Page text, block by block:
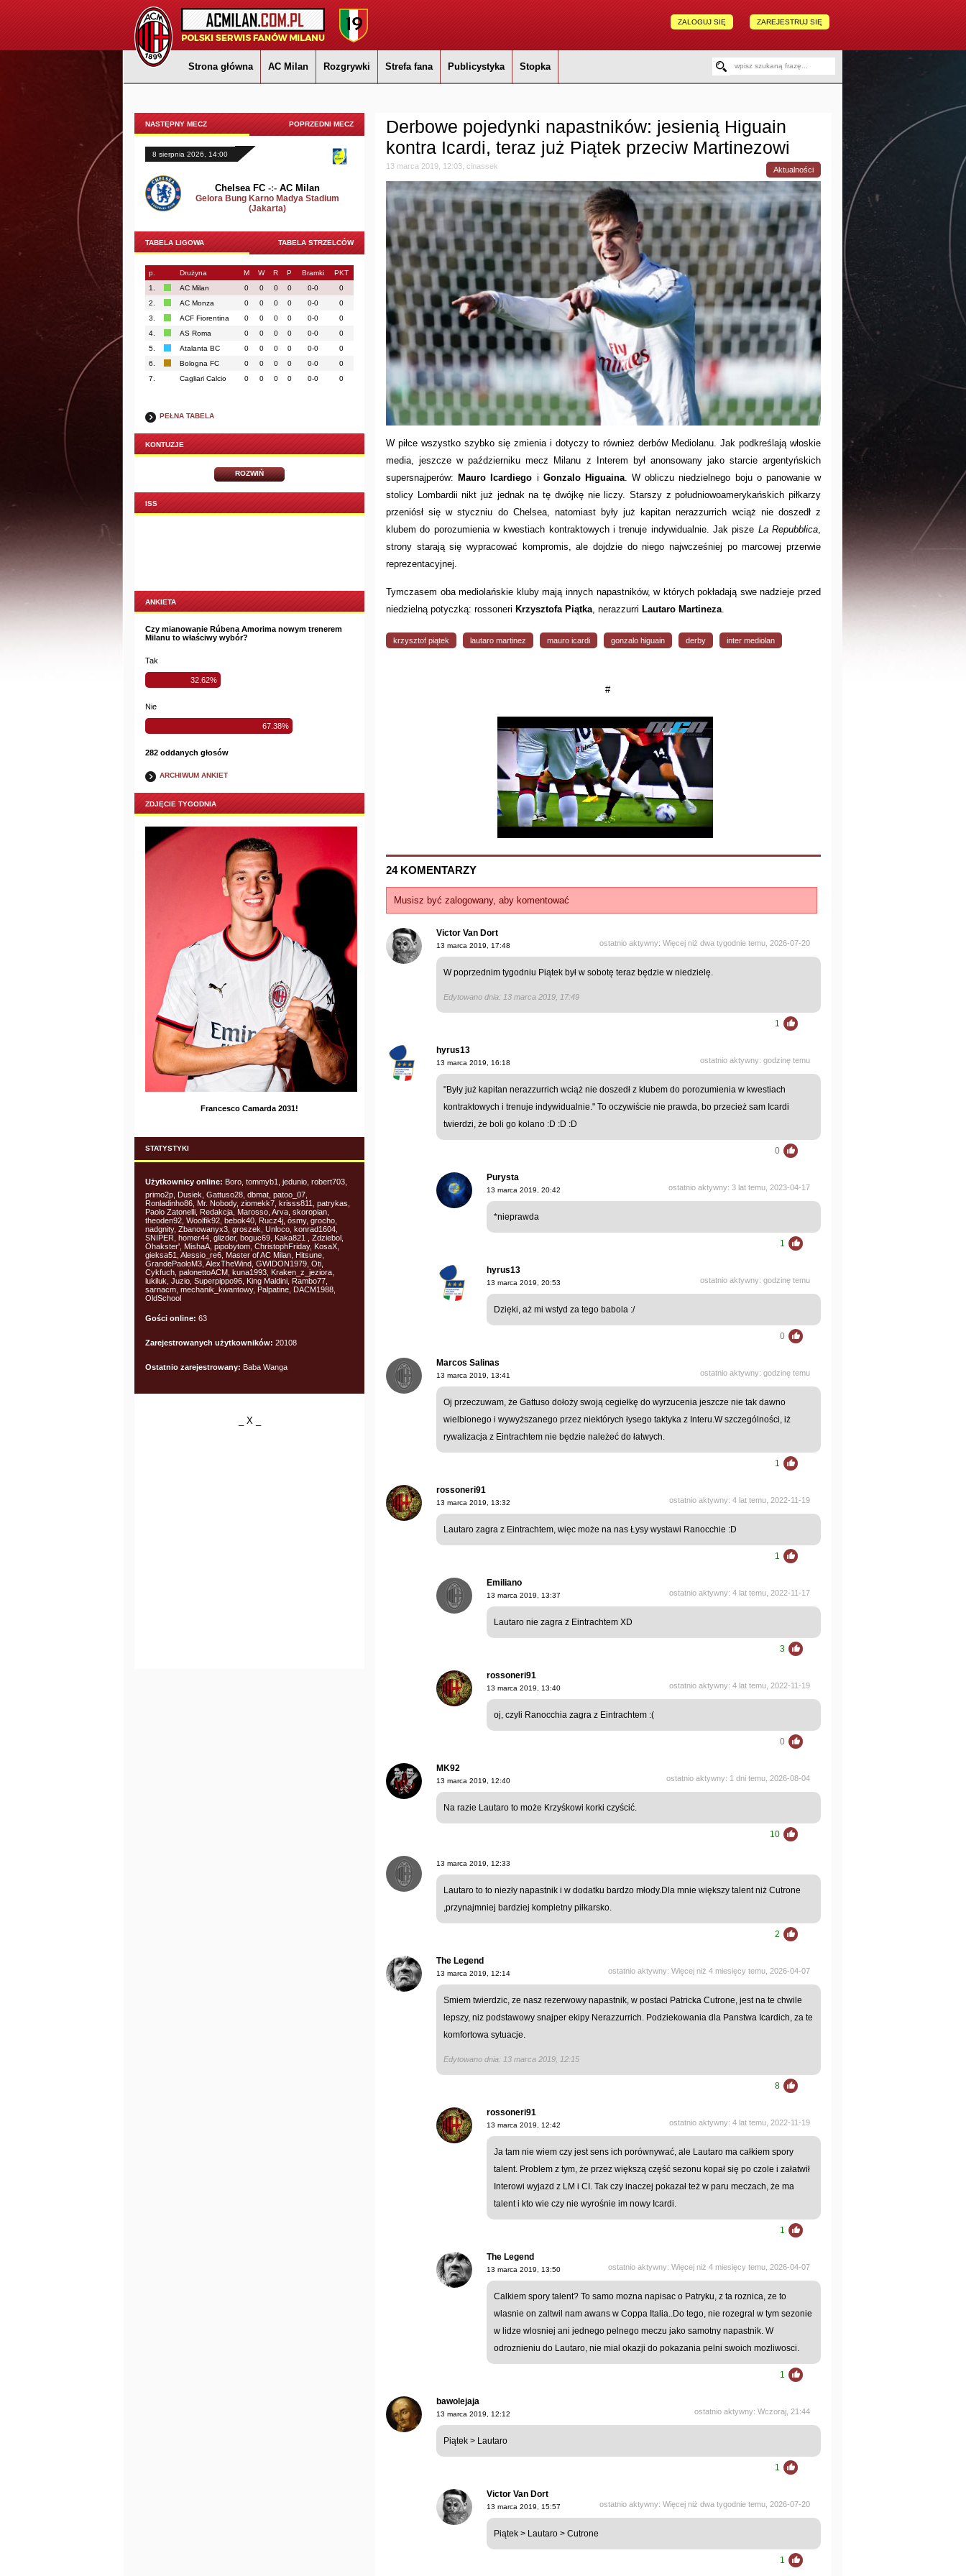
ZAREJESTRUJ SIĘ
ZALOGUJ SIĘ
Strona główna AC Milan Rozgrywki Strefa fana Publicystyka Stopka
NASTĘPNY MECZ POPRZEDNI MECZ
8 sierpnia 2026, 14:00
Chelsea FC -:- AC Milan
Gelora Bung Karno Madya Stadium
(Jakarta)
TABELA LIGOWA TABELA STRZELCÓW
p. Drużyna M W R P Bramki
PKT
1.
AC Milan 0 0 0 0 0-0
0
2.
AC Monza 0 0 0 0 0-0
0
3.
ACF Fiorentina 0 0 0 0 0-0
0
4.
AS Roma 0 0 0 0 0-0
0
5.
Atalanta BC 0 0 0 0 0-0
0
6.
Bologna FC 0 0 0 0 0-0
0
7.
Cagliari Calcio 0 0 0 0 0-0 0
PEŁNA TABELA
KONTUZJE
ROZWIŃ
ISS
ANKIETA
Czy mianowanie Rúbena Amorima nowym trenerem
Milanu to właściwy wybór?
Tak
32.62%
Nie
67.38%
282 oddanych głosów
ARCHIWUM ANKIET
ZDJĘCIE TYGODNIA
Francesco Camarda 2031!
STATYSTYKI
Użytkownicy online: Boro, tommyb1, jedunio, robert703,
primo2p, Dusiek, Gattuso28, dbmat, patoo_07,
Ronladinho86, Mr. Nobody, ziomekk7, krisss811, patrykas,
Paolo Zatonelli, Redakcja, Marosso, Arva, skoropian,
theoden92, Woolfik92, bebok40, Rucz4j, ósmy, grocho,
nadgnity, Zbanowanyx3, groszek, Unloco, konrad1604,
SNIPER, homer44, glizder, boguc69, Kaka821 , Zdziebol,
Ohakster', MishaA, pipobytom, ChristophFriday, KosaX,
gieksa51, Alessio_re6, Master of AC Milan, Hitsune,
GrandePaoloM3, AlexTheWind, GWIDON1979, Oti,
Cykfuch, palonettoACM, kuna1993, Kraken_z_jeziora,
lukiluk, Juzio, Superpippo96, King Maldini, Rambo77,
sarnacm, mechanik_kwantowy, Palpatine, DACM1988,
OldSchool
Gości online: 63
Zarejestrowanych użytkowników: 20108
Ostatnio zarejestrowany: Baba Wanga
_ X _
Derbowe pojedynki napastników: jesienią Higuain
kontra Icardi, teraz już Piątek przeciw Martinezowi
13 marca 2019, 12:03, cinassek Aktualności
W piłce wszystko szybko się zmienia i dotyczy to również derbów Mediolanu. Jak podkreślają włoskie
media, jeszcze w październiku mecz Milanu z Interem był anonsowany jako starcie argentyńskich
supersnajperów:Mauro Icardiego i Gonzalo Higuaina. W obliczu niedzielnego boju o panowanie w
stolicy Lombardii nikt już jednak na tę dwójkę nie liczy. Starszy z południowoamerykańskich piłkarzy
przeniósł się w styczniu do Chelsea, natomiast były już kapitan nerazzurrich wciąż nie doszedł z
klubem do porozumienia w kwestiach kontraktowych i trenuje indywidualnie. Jak pisze La Repubblica
strony starają się wypracować kompromis, ale dojdzie do niego najwcześniej po marcowej przerwie
reprezentacyjnej.
Tymczasem oba mediolańskie kluby mają innych napastników, w których pokładają swe nadzieje przed
niedzielną potyczką: rossoneri Krzysztofa Piątka , nerazzurri Lautaro Martineza
krzysztof piątek lautaro martinez mauro icardi gonzalo higuain derby inter mediolan
#
24 KOMENTARZY
Musisz być zalogowany, aby komentować
Victor Van Dort
ostatnio aktywny: Więcej niż dwa tygodnie temu, 2026-07-20
13 marca 2019, 17:48
W poprzednim tygodniu Piątek był w sobotę teraz będzie w niedzielę.
Edytowano dnia: 13 marca 2019, 17:49
1
hyrus13
ostatnio aktywny: godzinę temu
13 marca 2019, 16:18
"Były już kapitan nerazzurrich wciąż nie doszedł z klubem do porozumienia w kwestiach
kontraktowych i trenuje indywidualnie." To oczywiście nie prawda, bo przecież sam Icardi
twierdzi, że boli go kolano :D :D :D
0
Purysta
ostatnio aktywny: 3 lat temu, 2023-04-17
13 marca 2019, 20:42
*nieprawda
1
hyrus13
ostatnio aktywny: godzinę temu
13 marca 2019, 20:53
Dzięki, aż mi wstyd za tego babola :/
0
Marcos Salinas
ostatnio aktywny: godzinę temu
13 marca 2019, 13:41
Oj przeczuwam, że Gattuso dołoży swoją cegiełkę do wyrzucenia jeszcze nie tak dawno
wielbionego i wywyższanego przez niektórych łysego taktyka z Interu.W szczególności, iż
rywalizacja z Eintrachtem nie będzie należeć do łatwych.
1
rossoneri91
ostatnio aktywny: 4 lat temu, 2022-11-19
13 marca 2019, 13:32
Lautaro zagra z Eintrachtem, więc może na nas Łysy wystawi Ranocchie :D
1
Emiliano
ostatnio aktywny: 4 lat temu, 2022-11-17
13 marca 2019, 13:37
Lautaro nie zagra z Eintrachtem XD
3
rossoneri91
ostatnio aktywny: 4 lat temu, 2022-11-19
13 marca 2019, 13:40
oj, czyli Ranocchia zagra z Eintrachtem :(
0
MK92
ostatnio aktywny: 1 dni temu, 2026-08-04
13 marca 2019, 12:40
Na razie Lautaro to może Krzyśkowi korki czyścić.
10
13 marca 2019, 12:33
Lautaro to to niezły napastnik i w dodatku bardzo młody.Dla mnie większy talent niż Cutrone
,przynajmniej bardziej kompletny piłkarsko.
2
The Legend
ostatnio aktywny: Więcej niż 4 miesięcy temu, 2026-04-07
13 marca 2019, 12:14
Smiem twierdzic, ze nasz rezerwowy napastnik, w postaci Patricka Cutrone, jest na te chwile
lepszy, niz podstawowy snajper ekipy Nerazzurrich. Podziekowania dla Panstwa Icardich, za te
komfortowa sytuacje.
Edytowano dnia: 13 marca 2019, 12:15
8
rossoneri91
ostatnio aktywny: 4 lat temu, 2022-11-19
13 marca 2019, 12:42
Ja tam nie wiem czy jest sens ich porównywać, ale Lautaro ma całkiem spory
talent. Problem z tym, że przez większą część sezonu kopał się po czole i załatwił
Interowi wyjazd z LM i CI. Tak czy inaczej pokazał też w paru meczach, że ma
talent i kto wie czy nie wyrośnie im nowy Icardi.
1
The Legend
ostatnio aktywny: Więcej niż 4 miesięcy temu, 2026-04-07
13 marca 2019, 13:50
Calkiem spory talent? To samo mozna napisac o Patryku, z ta roznica, ze to
wlasnie on zaltwil nam awans w Coppa Italia..Do tego, nie rozegral w tym sezonie
w lidze wlosniej ani jednego pelnego meczu jako samotny napastnik. W
odroznieniu do Lautaro, nie mial okazji do pokazania pelni swoich mozliwosci.
1
bawolejaja
ostatnio aktywny: Wczoraj, 21:44
13 marca 2019, 12:12
Piątek > Lautaro
1
Victor Van Dort
ostatnio aktywny: Więcej niż dwa tygodnie temu, 2026-07-20
13 marca 2019, 15:57
Piątek > Lautaro > Cutrone
1